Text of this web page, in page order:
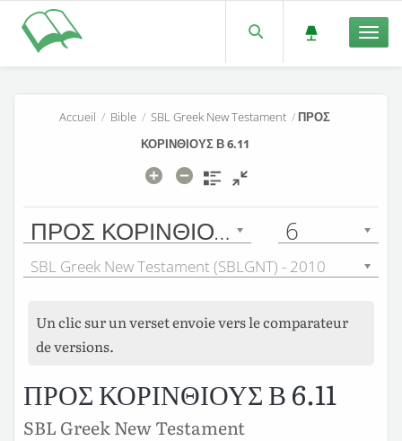
Accueil / Bible /SBL Greek New Testament / ΠΡΟΣ
ΚΟΡΙΝΘΙΟΥΣ Β 6.11
ΠΡΟΣ ΚΟΡΙΝΘΙΟΥΣ Β 6
SBL Greek New Testament (SBLGNT) - 2010
Un clic sur un verset envoie vers le comparateur
de versions.
ΠΡΟΣ ΚΟΡΙΝΘΙΟΥΣ Β 6.11
SBL Greek New Testament